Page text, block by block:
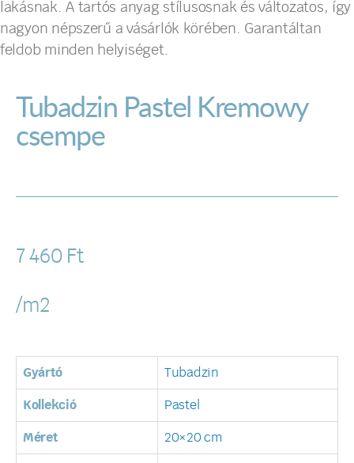
lakásnak. A tartós anyag stílusosnak és változatos, így
nagyon népszerű a vásárlók körében. Garantáltan
feldob minden helyiséget.
Tubadzin Pastel Kremowy
csempe
7 460 Ft
/m2
Gyártó Tubadzin
Kollekció Pastel
Méret 20×20 cm